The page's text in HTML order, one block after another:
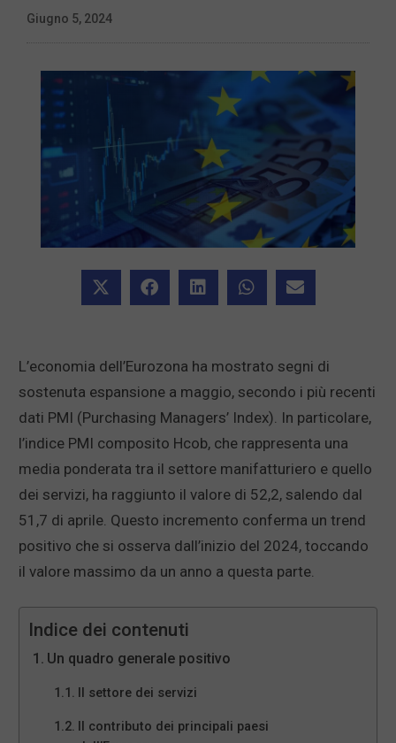
Giugno 5, 2024
L’economia dell’Eurozona ha mostrato segni di
sostenuta espansione a maggio, secondo i più recenti
dati PMI (Purchasing Managers’ Index). In particolare,
l’indice PMI composito Hcob, che rappresenta una
media ponderata tra il settore manifatturiero e quello
dei servizi, ha raggiunto il valore di 52,2, salendo dal
51,7 di aprile. Questo incremento conferma un trend
positivo che si osserva dall’inizio del 2024, toccando
il valore massimo da un anno a questa parte.
Indice dei contenuti
Un quadro generale positivo
Il settore dei servizi
Il contributo dei principali paesi